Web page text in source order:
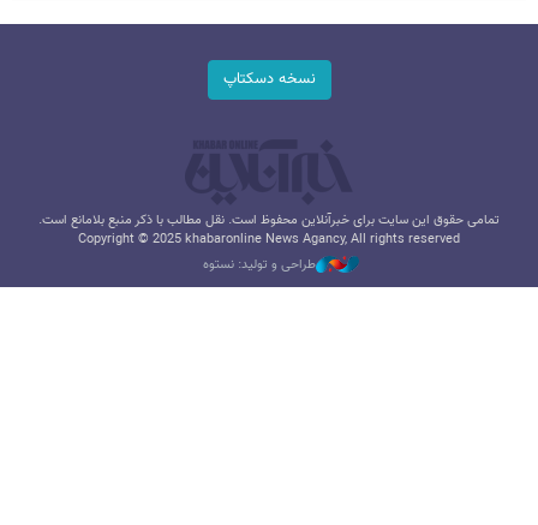
نسخه دسکتاپ
تمامی حقوق این سایت برای خبرآنلاین محفوظ است. نقل مطالب با ذکر منبع بلامانع است.
Copyright © 2025 khabaronline News Agancy, All rights reserved
طراحی و تولید: نستوه